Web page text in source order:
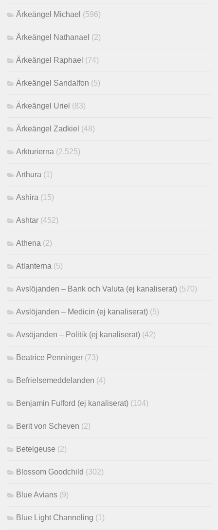
Ärkeängel Michael (596)
Ärkeängel Nathanael (2)
Ärkeängel Raphael (74)
Ärkeängel Sandalfon (5)
Ärkeängel Uriel (83)
Ärkeängel Zadkiel (48)
Arkturierna (2,525)
Arthura (1)
Ashira (15)
Ashtar (452)
Athena (2)
Atlanterna (5)
Avslöjanden – Bank och Valuta (ej kanaliserat) (570)
Avslöjanden – Medicin (ej kanaliserat) (5)
Avsöjanden – Politik (ej kanaliserat) (42)
Beatrice Penninger (73)
Befrielsemeddelanden (4)
Benjamin Fulford (ej kanaliserat) (104)
Berit von Scheven (2)
Betelgeuse (2)
Blossom Goodchild (302)
Blue Avians (9)
Blue Light Channeling (1)